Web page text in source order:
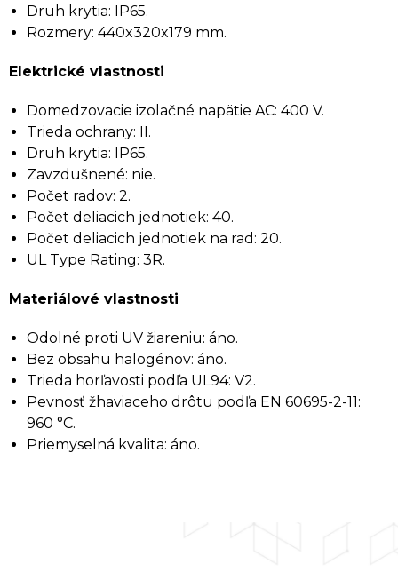
Druh krytia: IP65.
Rozmery: 440x320x179 mm.
Elektrické vlastnosti
Domedzovacie izolačné napätie AC: 400 V.
Trieda ochrany: II.
Druh krytia: IP65.
Zavzdušnené: nie.
Počet radov: 2.
Počet deliacich jednotiek: 40.
Počet deliacich jednotiek na rad: 20.
UL Type Rating: 3R.
Materiálové vlastnosti
Odolné proti UV žiareniu: áno.
Bez obsahu halogénov: áno.
Trieda horľavosti podľa UL94: V2.
Pevnosť žhaviaceho drôtu podľa EN 60695-2-11:
960 °C.
Priemyselná kvalita: áno.